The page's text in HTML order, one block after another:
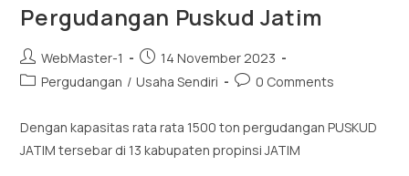
Pergudangan Puskud Jatim
WebMaster-1
14 November 2023
Pergudangan / Usaha Sendiri 0 Comments
Dengan kapasitas rata rata 1500 ton pergudangan PUSKUD
JATIM tersebar di 13 kabupaten propinsi JATIM